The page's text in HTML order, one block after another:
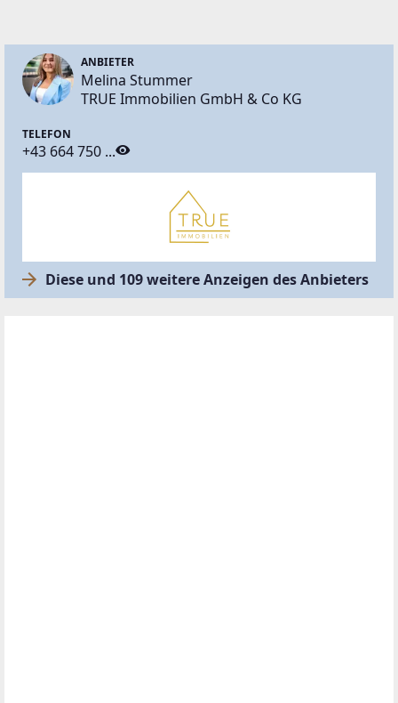
ANBIETER
Melina Stummer
TRUE Immobilien GmbH & Co KG
TELEFON
+43 664 750 ...
Diese und 109 weitere Anzeigen des Anbieters